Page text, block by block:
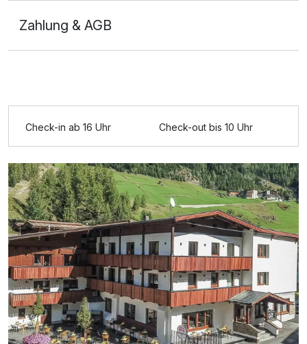
p.P. ab282,00 €
Doppelzimmer Standard
2 Erwachsene und 2 Kinder
Zahlung & AGB
Check-in ab 16 Uhr Check-out bis 10 Uhr